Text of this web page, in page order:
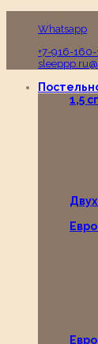
Whatsapp
+7-916-160-
1,5